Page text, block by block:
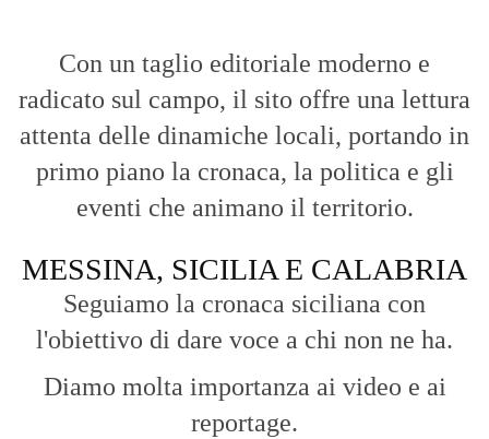
Con un taglio editoriale moderno e
radicato sul campo, il sito offre una lettura
attenta delle dinamiche locali, portando in
primo piano la cronaca, la politica e gli
eventi che animano il territorio.
MESSINA, SICILIA E CALABRIA
Seguiamo la cronaca siciliana con
l'obiettivo di dare voce a chi non ne ha.
Diamo molta importanza ai video e ai
reportage.